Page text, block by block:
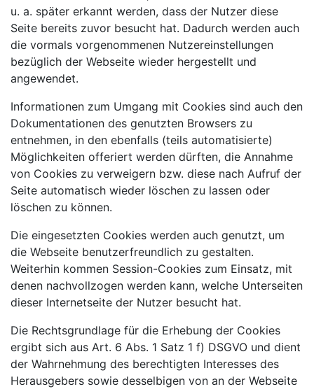
u. a. später erkannt werden, dass der Nutzer diese
Seite bereits zuvor besucht hat. Dadurch werden auch
die vormals vorgenommenen Nutzereinstellungen
bezüglich der Webseite wieder hergestellt und
angewendet.
Informationen zum Umgang mit Cookies sind auch den
Dokumentationen des genutzten Browsers zu
entnehmen, in den ebenfalls (teils automatisierte)
Möglichkeiten offeriert werden dürften, die Annahme
von Cookies zu verweigern bzw. diese nach Aufruf der
Seite automatisch wieder löschen zu lassen oder
löschen zu können.
Die eingesetzten Cookies werden auch genutzt, um
die Webseite benutzerfreundlich zu gestalten.
Weiterhin kommen Session-Cookies zum Einsatz, mit
denen nachvollzogen werden kann, welche Unterseiten
dieser Internetseite der Nutzer besucht hat.
Die Rechtsgrundlage für die Erhebung der Cookies
ergibt sich aus Art. 6 Abs. 1 Satz 1 f) DSGVO und dient
der Wahrnehmung des berechtigten Interesses des
Herausgebers sowie desselbigen von an der Webseite